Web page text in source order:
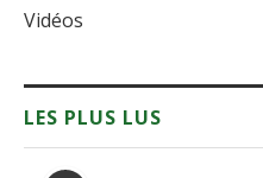
Vidéos
LES PLUS LUS